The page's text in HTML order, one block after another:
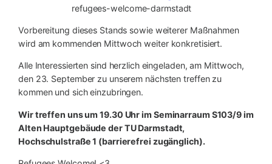
refugees-welcome-darmstadt
Vorbereitung dieses Stands sowie weiterer Maßnahmen
wird am kommenden Mittwoch weiter konkretisiert.
Alle Interessierten sind herzlich eingeladen, am Mittwoch,
den 23. September zu unserem nächsten treffen zu
kommen und sich einzubringen.
Wir treffen uns um19.30 Uhr im SeminarraumS103/9im
Alten Hauptgebäude der TU Darmstadt,
Hochschulstraße 1 (barrierefrei zugänglich).